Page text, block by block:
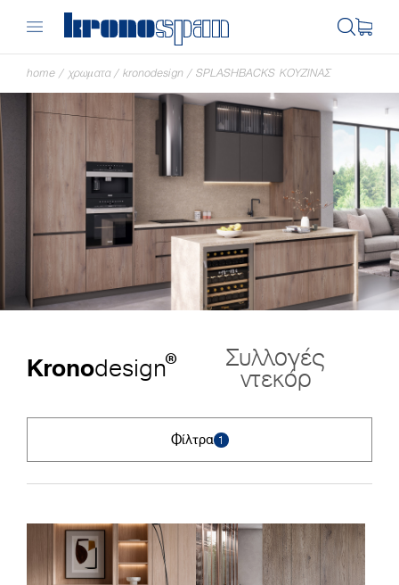
home / χρωματα/ kronodesign / SPLASHBACKS ΚΟΥΖΊΝΑΣ
Kronodesign® Συλλογές
ντεκόρ
Φίλτρα 1